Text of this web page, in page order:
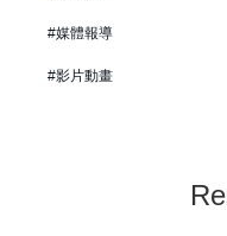
媒體報導
影片動畫